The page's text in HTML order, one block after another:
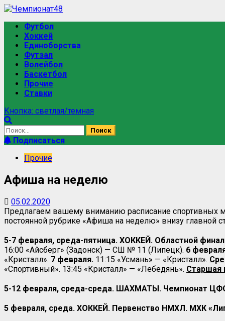
Футбол
Хоккей
Единоборства
Футзал
Волейбол
Баскетбол
Прочие
Ставки
Кнопка: светлая/темная
Подписаться
Прочие
Афиша на неделю
05.02.2020
Предлагаем вашему вниманию расписание спортивных
постоянной рубрике «Афиша на неделю» внизу главной
5-7 февраля, среда-пятница. ХОККЕЙ. Областной
16:00 «Айсберг» (Задонск) — СШ № 11 (Липецк). 6
«Кристалл». 7 февраля. 11:15 «Усмань» — «Кристалл».
«Спортивный». 13:45 «Кристалл» — «Лебедянь». Старшая
5-12 февраля, среда-среда. ШАХМАТЫ. Чемпионат
5 февраля, среда. ХОККЕЙ. Первенство НМХЛ. МХК